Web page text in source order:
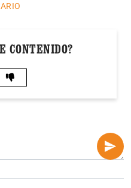
CONTENIDO?